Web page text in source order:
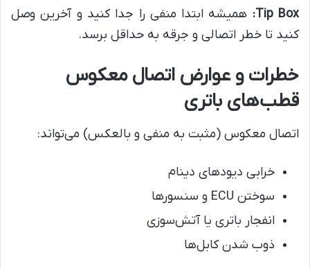
Tip Box: همیشه ابتدا منفی را جدا کنید و آخرین وصل
کنید تا خطر اتصالی و جرقه به حداقل برسد.
خطرات و عوارض اتصال معکوس
قطب‌های باتری
اتصال معکوس (مثبت به منفی و بالعکس) می‌تواند:
خرابی دیودهای دینام
سوختن ECU و سنسورها
انفجار باتری یا آتش‌سوزی
ذوب شدن کابل‌ها